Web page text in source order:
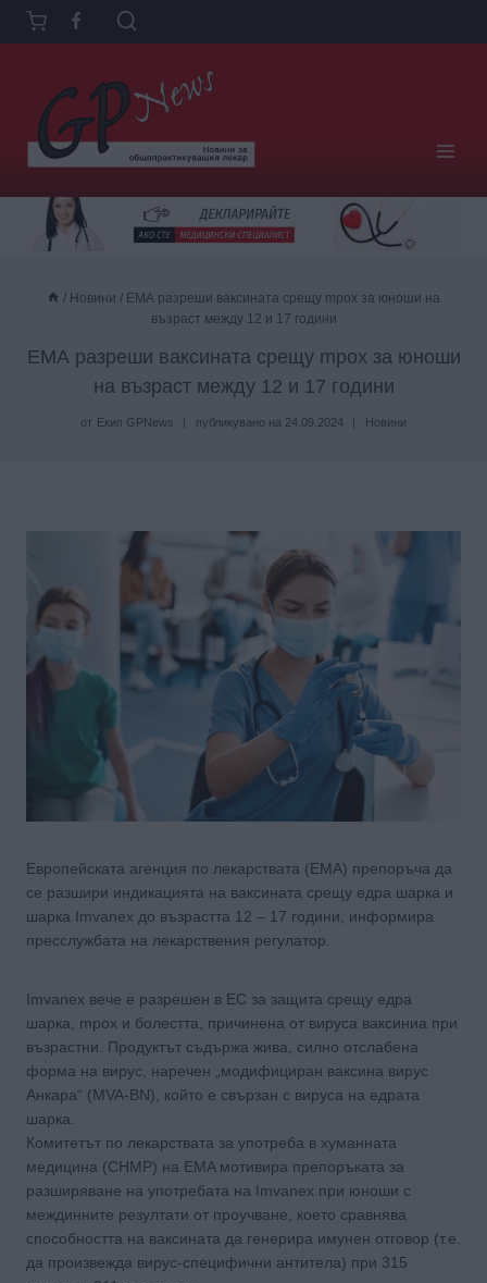
Към
съдържанието
/ Новини / EМА разреши ваксината срещу mpox за юноши на
възраст между 12 и 17 години
EМА разреши ваксината срещу mpox за юноши
на възраст между 12 и 17 години
от Екип GPNews публикувано на 24.09.2024 Новини
Европейската агенция по лекарствата (EMA) препоръча да
се разшири индикацията на ваксината срещу едра шарка и
шарка Imvanex до възрастта 12 – 17 години, информира
пресслужбата на лекарствения регулатор.
Imvanex вече е разрешен в ЕС за защита срещу едра
шарка, mpox и болестта, причинена от вируса ваксиниа при
възрастни. Продуктът съдържа жива, силно отслабена
форма на вирус, наречен „модифициран ваксина вирус
Анкара“ (MVA-BN), който е свързан с вируса на едрата
шарка.
Комитетът по лекарствата за употреба в хуманната
медицина (CHMP) на EMA мотивира препоръката за
разширяване на употребата на Imvanex при юноши с
междинните резултати от проучване, което сравнява
способността на ваксината да генерира имунен отговор (т.е.
да произвежда вирус-специфични антитела) при 315